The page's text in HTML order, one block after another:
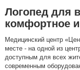
Логопед для
комфортное
Медицинский центр
месте - на одной из
доступным для всех
современным